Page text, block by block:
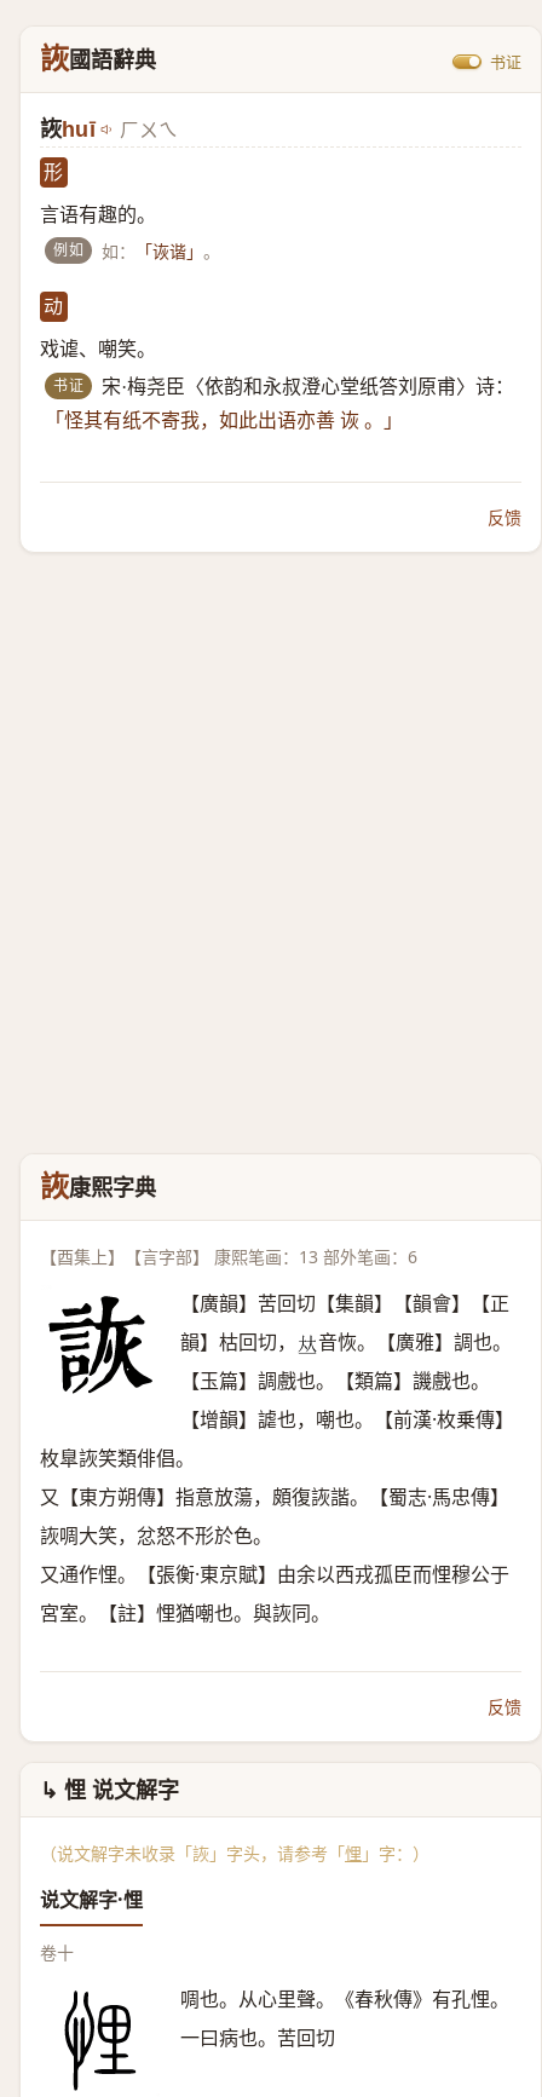
詼國語辭典 书证
詼huī ㄏㄨㄟ
形
言语有趣的。
例如 如： 「诙谐」。
动
戏谑、嘲笑。
书证
宋·梅尧臣〈依韵和永叔澄心堂纸答刘原甫〉诗：
「怪其有纸不寄我，如此出语亦善 诙 。」
反馈
詼康熙字典
【酉集上】【言字部】 康熙笔画：13 部外笔画：6
【廣韻】苦回切【集韻】【韻會】【正
韻】枯回切， 𠀤音恢。【廣雅】調也。
【玉篇】調戲也。【類篇】譏戲也。
【增韻】謔也，嘲也。【前漢·枚乗傳】
枚臯詼笑類俳倡。
又【東方朔傳】指意放蕩，頗復詼諧。【蜀志·馬忠傳】
詼啁大笑，忿怒不形於色。
又通作悝。【張衡·東京賦】由余以西戎孤臣而悝穆公于
宮室。【註】悝猶嘲也。與詼同。
反馈
↳ 悝 说文解字
（说文解字未收录「詼」字头，请参考「悝 」字：）
说文解字·悝
卷十
啁也。从心里聲。《春秋傳》有孔悝。
一曰病也。苦回切